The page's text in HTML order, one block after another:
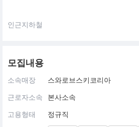
인근지하철
모집내용
소속매장 스와로브스키코리아
근로자소속 본사소속
고용형태 정규직